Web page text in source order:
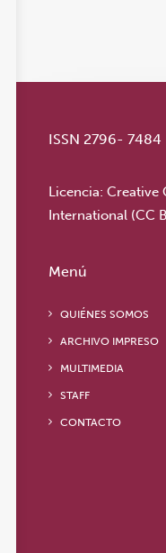
ISSN 2796- 7484
Licencia: Creative
International (CC
Menú
QUIÉNES SOMOS
ARCHIVO IMPRESO
MULTIMEDIA
STAFF
CONTACTO